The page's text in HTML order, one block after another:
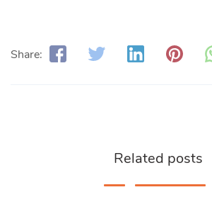
Share:
Related posts